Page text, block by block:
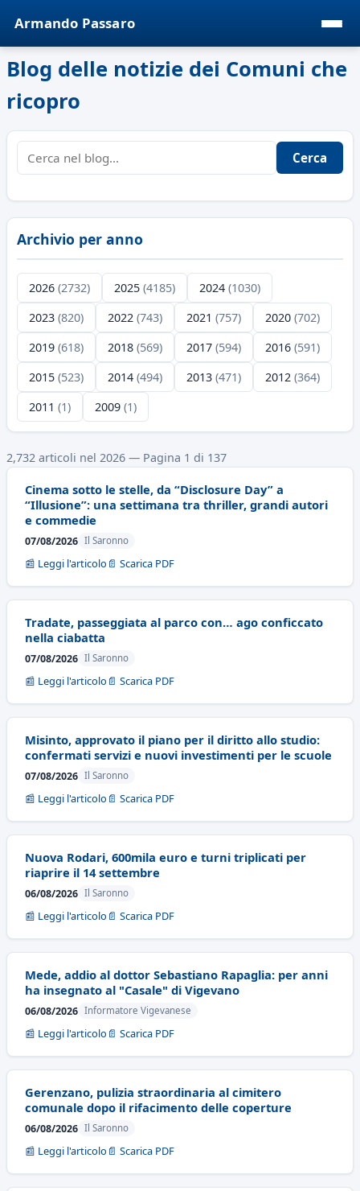
Armando Passaro
Blog delle notizie dei Comuni che
ricopro
Cerca
Archivio per anno
2026 (2732) 2025 (4185) 2024 (1030)
2023 (820) 2022 (743) 2021 (757) 2020 (702)
2019 (618) 2018 (569) 2017 (594) 2016 (591)
2015 (523) 2014 (494) 2013 (471) 2012 (364)
2011 (1) 2009 (1)
2,732 articoli nel 2026 — Pagina 1 di 137
Cinema sotto le stelle, da “Disclosure Day” a
“Illusione”: una settimana tra thriller, grandi autori
e commedie
07/08/2026 Il Saronno
📰 Leggi l'articolo 📄 Scarica PDF
Tradate, passeggiata al parco con… ago conficcato
nella ciabatta
07/08/2026 Il Saronno
📰 Leggi l'articolo 📄 Scarica PDF
Misinto, approvato il piano per il diritto allo studio:
confermati servizi e nuovi investimenti per le scuole
07/08/2026 Il Saronno
📰 Leggi l'articolo 📄 Scarica PDF
Nuova Rodari, 600mila euro e turni triplicati per
riaprire il 14 settembre
06/08/2026 Il Saronno
📰 Leggi l'articolo 📄 Scarica PDF
Mede, addio al dottor Sebastiano Rapaglia: per anni
ha insegnato al "Casale" di Vigevano
06/08/2026 Informatore Vigevanese
📰 Leggi l'articolo 📄 Scarica PDF
Gerenzano, pulizia straordinaria al cimitero
comunale dopo il rifacimento delle coperture
06/08/2026 Il Saronno
📰 Leggi l'articolo 📄 Scarica PDF